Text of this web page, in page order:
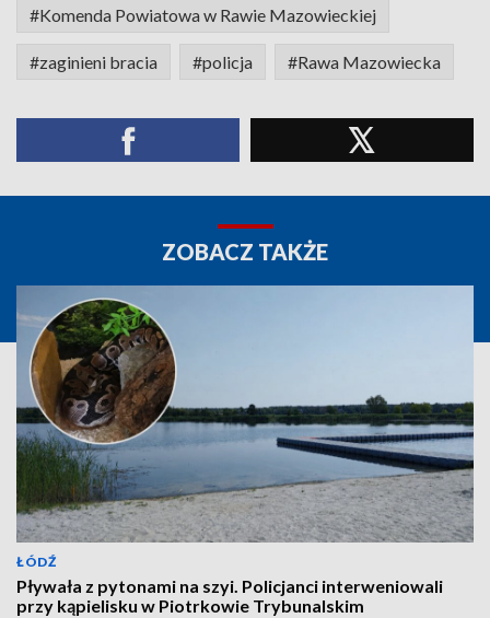
#Komenda Powiatowa w Rawie Mazowieckiej
#zaginieni bracia #policja #Rawa Mazowiecka
ZOBACZ TAKŻE
ŁÓDŹ
Pływała z pytonami na szyi. Policjanci interweniowali
przy kąpielisku w Piotrkowie Trybunalskim